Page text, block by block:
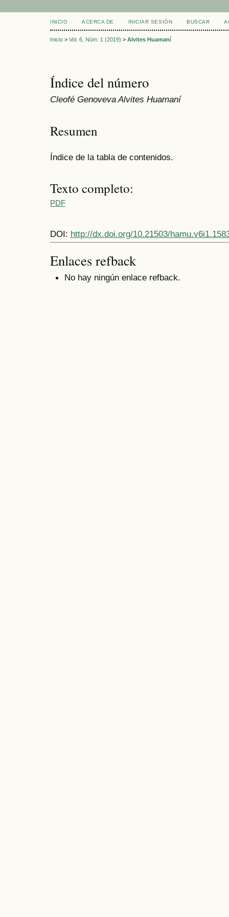
INICIO ACERCA DE INICIAR SESIÓN BUSCAR
Inicio > Vol. 6, Núm. 1 (2019) > Alvites Huamaní
Índice del número
Cleofé Genoveva Alvites Huamaní
Resumen
Índice de la tabla de contenidos.
Texto completo:
PDF
DOI: http://dx.doi.org/10.21503/
Enlaces refback
No hay ningún enlace refback.